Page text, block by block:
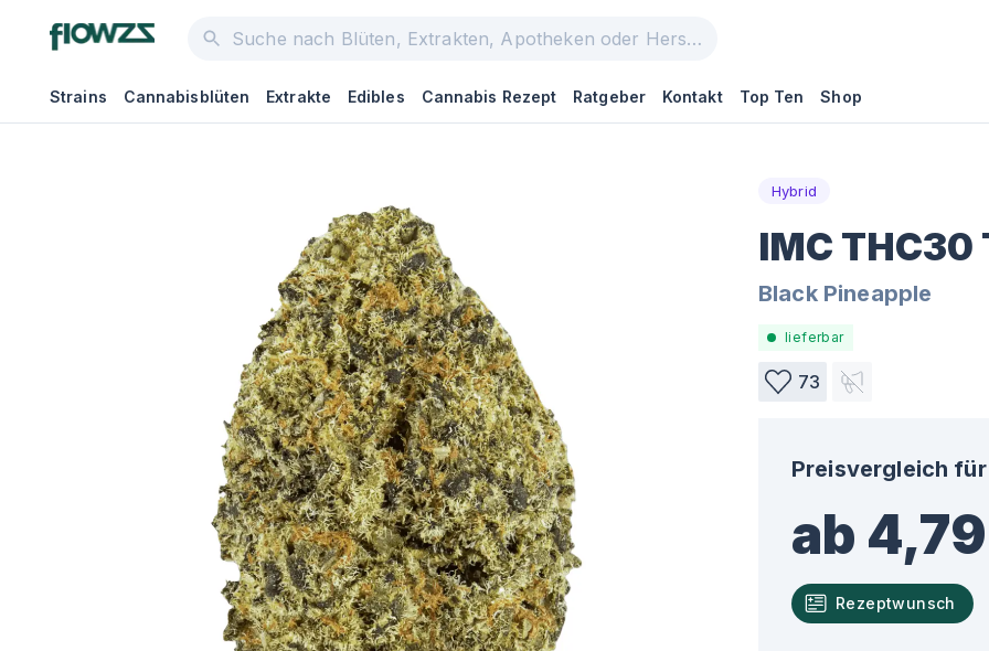
Strains Cannabisblüten Extrakte Edibles Cannabis Rezept Ratgeber Kontakt Top Ten Shop
Hybrid
IMC THC30
Black Pineapple
lieferbar
73
Preisvergleich für
ab
Rezeptwunsch